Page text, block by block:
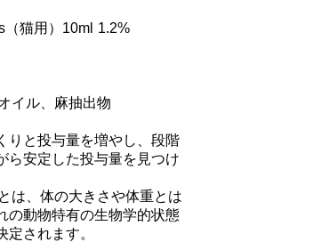
イル、麻抽出物
ら安定した投与量を見つけ
は、体の大きさや体重とは
の動物特有の生物学的状態
されます。